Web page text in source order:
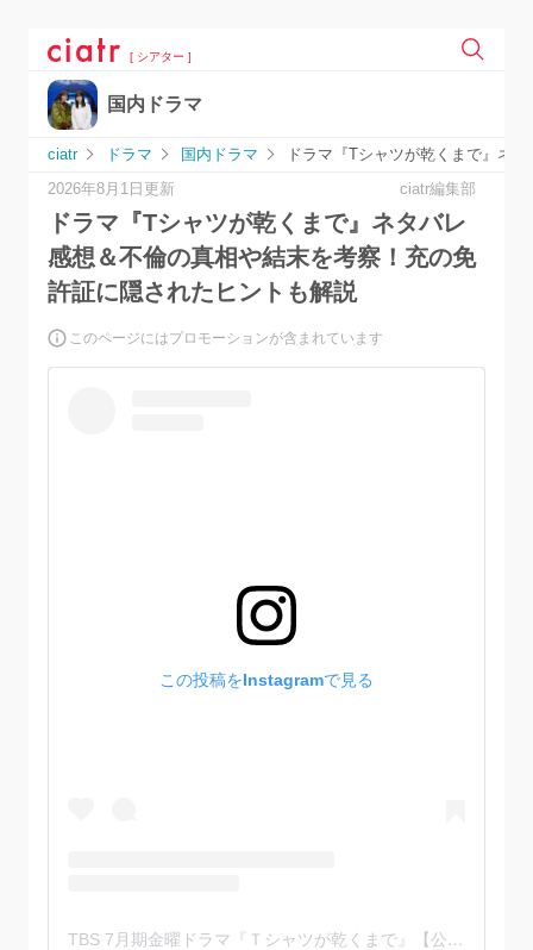
[ シアター ]
国内ドラマ
ciatr ドラマ 国内ドラマ ドラマ『Tシャツが乾くまで』ネ
2026年8月1日更新 ciatr編集部
ドラマ『Tシャツが乾くまで』ネタバレ
感想＆不倫の真相や結末を考察！充の免
許証に隠されたヒントも解説
このページにはプロモーションが含まれています
この投稿をInstagramで見る
TBS 7月期金曜ドラマ『Ｔシャツが乾くまで』【公式】(@tshirts_tbs)がシェアした投稿